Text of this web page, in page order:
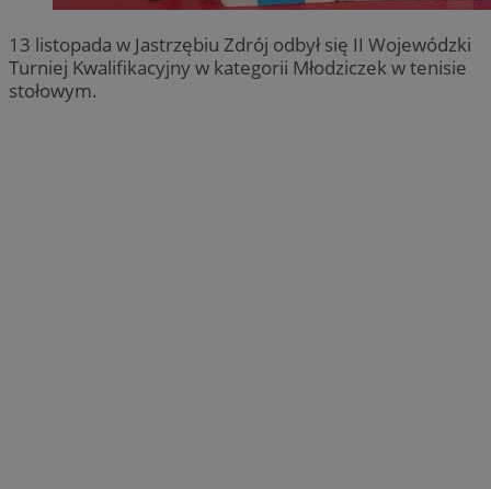
13 listopada w Jastrzębiu Zdrój odbył się II Wojewódzki
Turniej Kwalifikacyjny w kategorii Młodziczek w tenisie
stołowym.